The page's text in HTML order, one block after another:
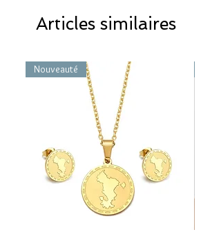
Articles similaires
Nouveauté